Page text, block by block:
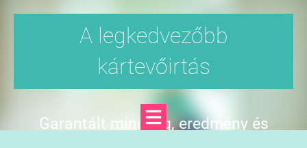
A legkedvezőbb
kártevőirtás
Garantált minőség, eredmény és